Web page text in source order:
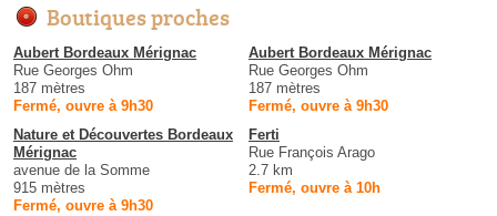
Boutiques proches
Aubert Bordeaux Mérignac
Rue Georges Ohm
187 mètres
Fermé, ouvre à 9h30
Aubert Bordeaux Mérignac
Rue Georges Ohm
187 mètres
Fermé, ouvre à 9h30
Nature et Découvertes Bordeaux
Mérignac
avenue de la Somme
915 mètres
Fermé, ouvre à 9h30
Ferti
Rue François Arago
2.7 km
Fermé, ouvre à 10h